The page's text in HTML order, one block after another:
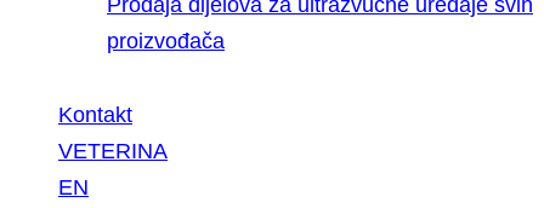
proizvođača
Kontakt
VETERINA
EN